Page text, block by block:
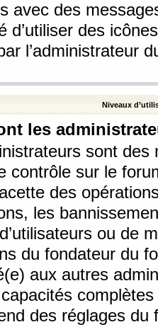
avec des
d’utiliser des
l’administrateur
Niveaux
les
sont
contrôle sur le
des
les
ou de
du fondateur du
aux autres
des réglages du